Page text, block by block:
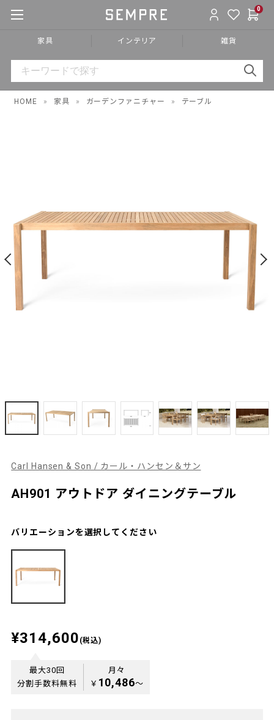
0
家具 インテリア 雑貨
HOME » 家具 » ガーデンファニチャー » テーブル
Carl Hansen & Son / カール・ハンセン＆サン
AH901 アウトドア ダイニングテーブル
バリエーションを選択してください
¥314,600 (税込)
最大30回
分割手数料無料
月々
￥ 10,486〜